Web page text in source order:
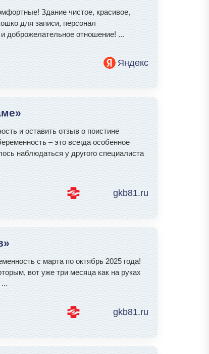
Здание чистое, красивое,
для записи, персонал
доброжелательное отношение! ...
Яндекс
и оставить отзыв о поистине
– это всегда особенное
наблюдаться у другого специалиста
gkb81.ru
с марта по октябрь 2025 года!
вот уже три месяца как на руках
...
gkb81.ru